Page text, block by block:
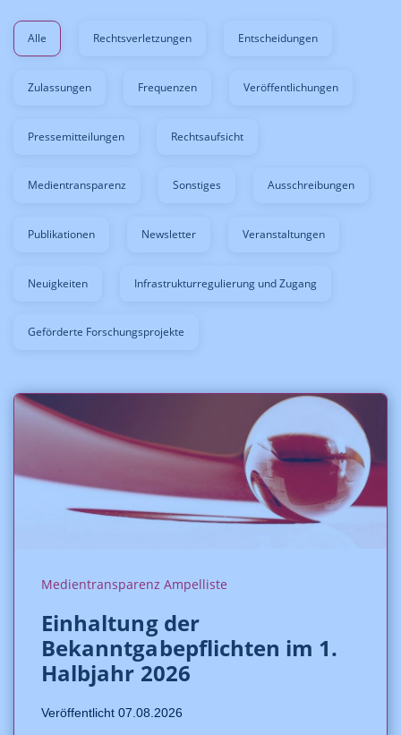
Alle Rechtsverletzungen Entscheidungen
Zulassungen Frequenzen Veröffentlichungen
Pressemitteilungen Rechtsaufsicht
Medientransparenz Sonstiges Ausschreibungen
Publikationen Newsletter Veranstaltungen
Neuigkeiten Infrastrukturregulierung und Zugang
Geförderte Forschungsprojekte
Medientransparenz Ampelliste
Einhaltung der
Bekanntgabepflichten im 1.
Halbjahr 2026
Veröffentlicht 07.08.2026